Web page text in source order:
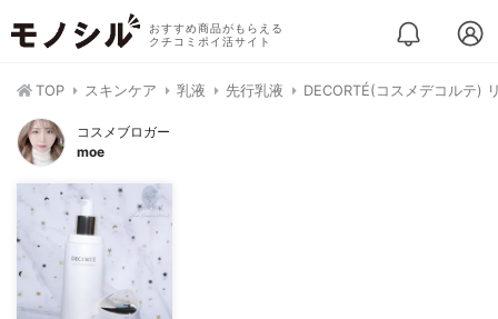
おすすめ商品がもらえる
クチコミポイ活サイト
TOP スキンケア 乳液 先行乳液 DECORTÉ(コスメデコルテ)
コスメブロガー
moe